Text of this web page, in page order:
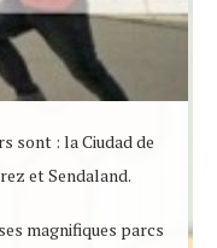
sont : la Ciudad de
et Sendaland.
magnifiques parcs